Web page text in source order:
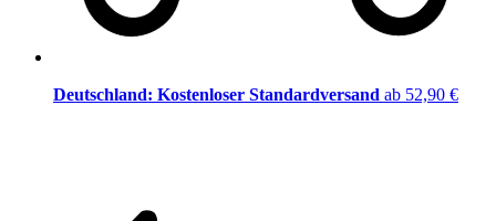
Deutschland: Kostenloser Standardversand ab 52,90 €